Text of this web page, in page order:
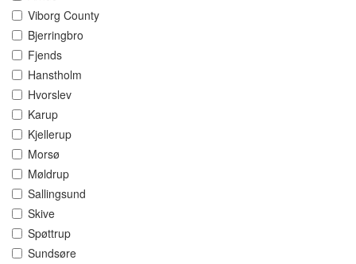
Viborg County
Bjerringbro
Fjends
Hanstholm
Hvorslev
Karup
Kjellerup
Morsø
Møldrup
Sallingsund
Skive
Spøttrup
Sundsøre